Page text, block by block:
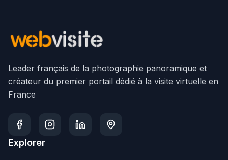
Leader français de la photographie panoramique et
créateur du premier portail dédié à la visite virtuelle en
France
Explorer